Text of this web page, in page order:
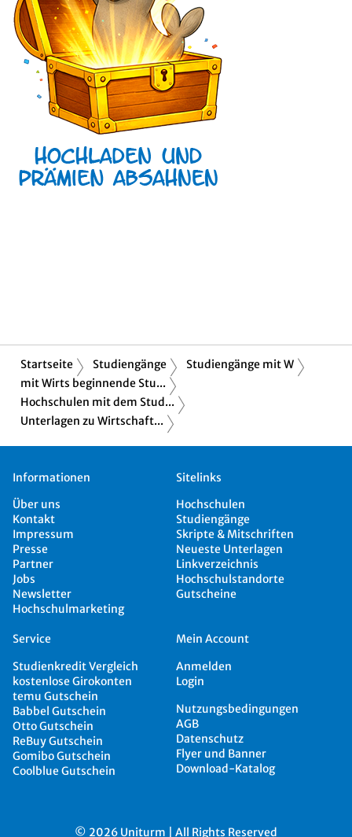
Startseite Studiengänge
Studiengänge mit W
mit Wirts beginnende Stu...
Hochschulen mit dem Stud...
Unterlagen zu Wirtschaft...
Informationen
Über uns
Kontakt
Impressum
Presse
Partner
Jobs
Newsletter
Hochschulmarketing
Sitelinks
Hochschulen
Studiengänge
Skripte & Mitschriften
Neueste Unterlagen
Linkverzeichnis
Hochschulstandorte
Gutscheine
Service
Studienkredit Vergleich
kostenlose Girokonten
temu Gutschein
Babbel Gutschein
Otto Gutschein
ReBuy Gutschein
Gomibo Gutschein
Coolblue Gutschein
Mein Account
Anmelden
Login
Nutzungsbedingungen
AGB
Datenschutz
Flyer und Banner
Download-Katalog
© 2026 Uniturm | All Rights Reserved